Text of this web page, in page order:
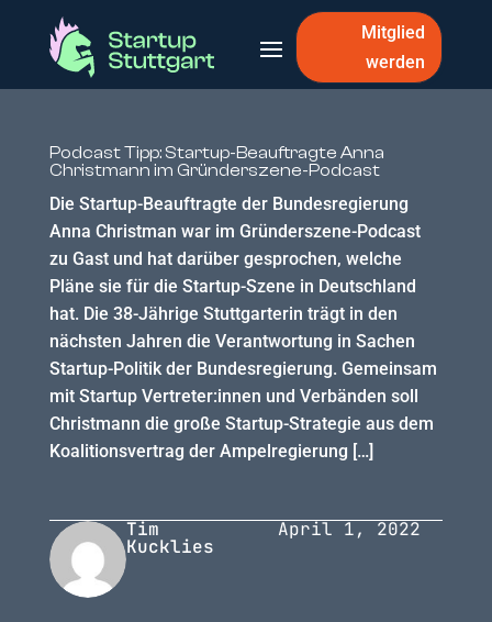
Mitglied
werden
Podcast Tipp: Startup-Beauftragte Anna
Christmann im Gründerszene-Podcast
Die Startup-Beauftragte der Bundesregierung
Anna Christman war im Gründerszene-Podcast
zu Gast und hat darüber gesprochen, welche
Pläne sie für die Startup-Szene in Deutschland
hat. Die 38-Jährige Stuttgarterin trägt in den
nächsten Jahren die Verantwortung in Sachen
Startup-Politik der Bundesregierung. Gemeinsam
mit Startup Vertreter:innen und Verbänden soll
Christmann die große Startup-Strategie aus dem
Koalitionsvertrag der Ampelregierung […]
Tim
Kucklies
April 1, 2022